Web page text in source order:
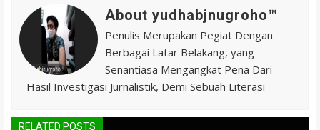
About yudhabjnugroho™️
Penulis Merupakan Pegiat Dengan
Berbagai Latar Belakang, yang
Senantiasa Mengangkat Pena Dari
Hasil Investigasi Jurnalistik, Demi Sebuah Literasi
RELATED POSTS